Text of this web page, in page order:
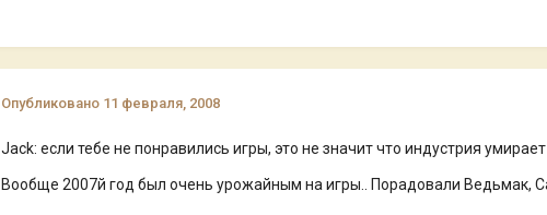
Опубликовано 11 февраля, 2008
Jack: если тебе не понравились игры, это не значит что индустрия умирает
Вообще 2007й год был очень урожайным на игры.. Порадовали Ведьмак,